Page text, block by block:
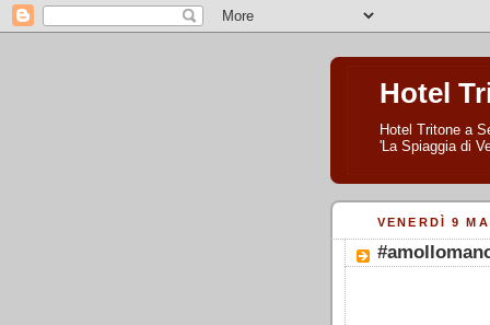
Hotel
Hotel Tritone a
'La Spiaggia di
VENERDÌ 9